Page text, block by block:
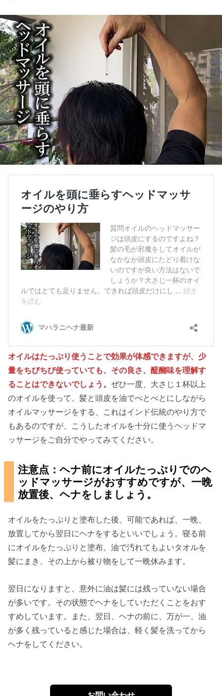
オイルはたっぷり使うことで効果が体感できますが、少
量をちびちび使っていても、その良さ、醍醐味を理解す
ることはできないでしょう。ぜひ一度、大さじ１杯以上
のオイルを使って、髪と頭皮を油でべとべとにしながら
オイルマッサージをする、これはインド伝統のやり方で
もあるのですが、こうしたオイルを十分に使うヘッドマ
ッサージをご自分でやってみてください。
注意点：ヘナ前にオイルたっぷりでのヘ
ッドマッサージがおすすめですが、一晩
放置後、ヘナをしましょう。
オイルをたっぷりと塗布した後、可能であれば、一晩、
放置してから翌日にヘナをするといいでしょう。寝る前
にオイルをたっぷりと塗布。油で汚れてもよいタオルを
髪にまき、その上から被り物をして一晩休みます。
翌日になりますと、意外に油は髪には残っていない場合
が多いです。その状態でヘナをしていただくことをおす
すめしています。また、翌日、ヘナの前に、万が一、油
が多く残っていると感じた場合は、軽く髪を洗ってから
ヘナをしてください。